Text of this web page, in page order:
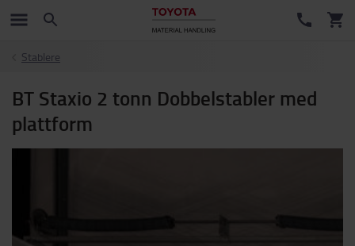
Stablere
BT Staxio 2 tonn Dobbelstabler med
plattform